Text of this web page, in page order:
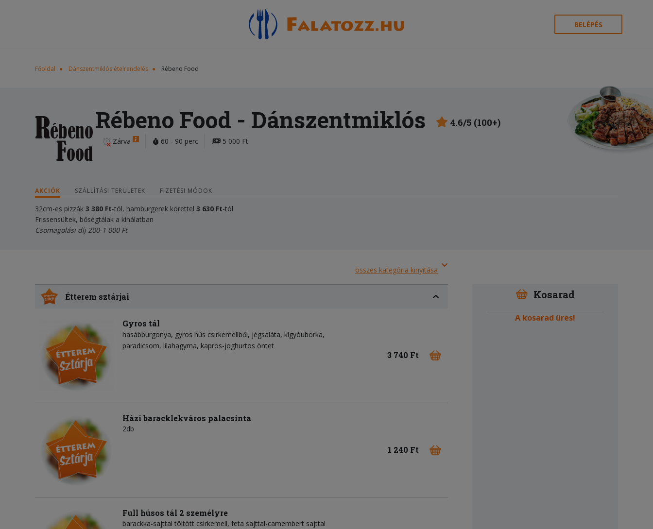
BELÉPÉS
Főoldal Dánszentmiklós ételrendelés Rébeno Food
Rébeno Food - Dánszentmiklós 4.6/5 (100+)
Zárva 60 - 90 perc 5 000 Ft
AKCIÓK SZÁLLÍTÁSI TERÜLETEK FIZETÉSI MÓDOK
32cm-es pizzák 3 380 Ft-tól, hamburgerek körettel 3 630 Ft-tól
Frissensültek, bőségtálak a kínálatban
Csomagolási díj 200-1 000 Ft
összes kategória kinyitása
Étterem sztárjai
Gyros tál
hasábburgonya gyros hús csirkemellből jégsaláta kígyóuborka
paradicsom lilahagyma kapros-joghurtos öntet
3 740 Ft
Házi baracklekváros palacsinta
2db
1 240 Ft
Full húsos tál 2 személyre
barackka-sajttal töltött csirkemell, feta sajttal-camembert sajttal
Kosarad
A kosarad üres!